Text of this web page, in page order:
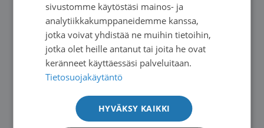
EUPATI Suomen toimintaa koordinoi Suomen
Syöpäpotilaat ry.
Tulevat tapahtumat
sivustomme käytöstäsi mainos- ja
analytiikkakumppaneidemme kanssa,
jotka voivat yhdistää ne muihin tietoihin,
jotka olet heille antanut tai joita he ovat
keränneet käyttäessäsi palveluitaan.
Tietosuojakäytäntö
HYVÄKSY KAIKKI